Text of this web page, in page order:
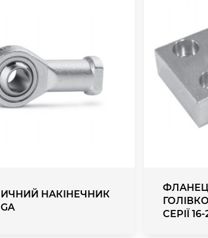
НАКІНЕЧНИК
СЕРІЇ